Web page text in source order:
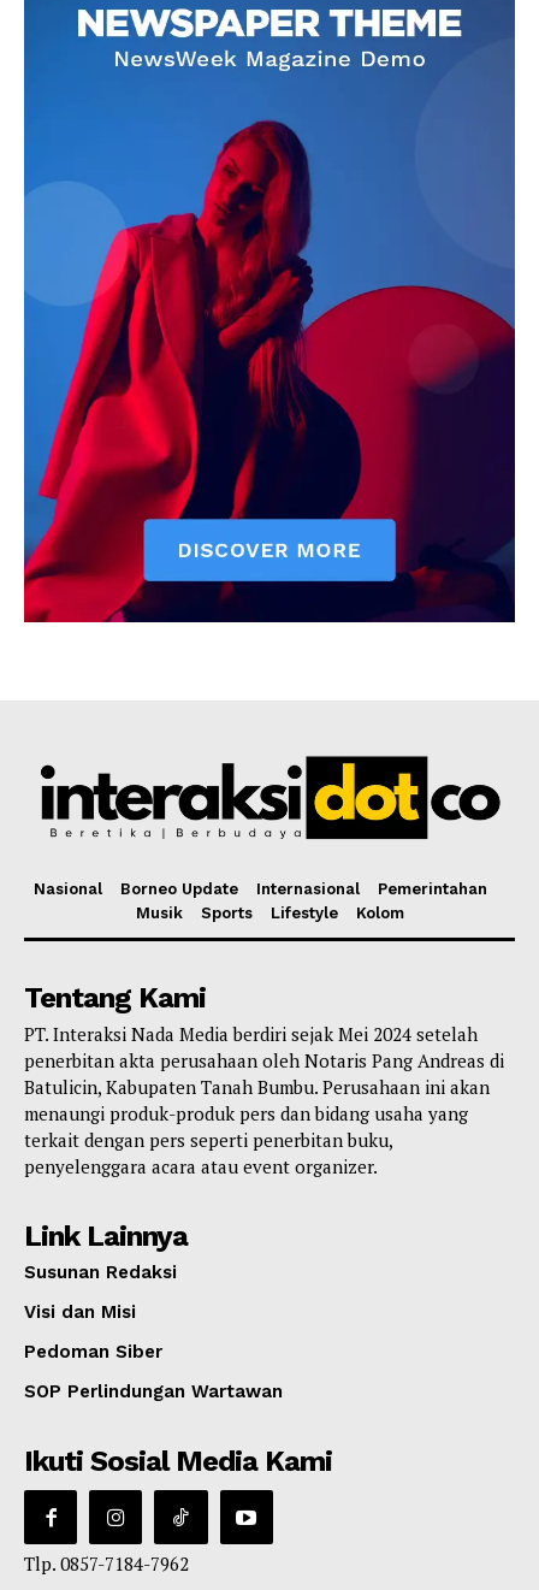
Nasional Borneo Update Internasional
Pemerintahan
Musik
Sports Lifestyle Kolom
Tentang Kami
PT. Interaksi Nada Media berdiri sejak Mei 2024 setelah
penerbitan akta perusahaan oleh Notaris Pang Andreas di
Batulicin, Kabupaten Tanah Bumbu. Perusahaan ini akan
menaungi produk-produk pers dan bidang usaha yang
terkait dengan pers seperti penerbitan buku,
penyelenggara acara atau event organizer.
Link Lainnya
Susunan Redaksi
Visi dan Misi
Pedoman Siber
SOP Perlindungan Wartawan
Ikuti Sosial Media Kami
Tlp. 0857-7184-7962